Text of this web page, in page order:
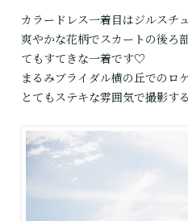
カラードレス一着目はジルスチ
爽やかな花柄でスカートの後ろ
てもすてきな一着です♡
まるみブライダル横の丘でのロ
とてもステキな雰囲気で撮影